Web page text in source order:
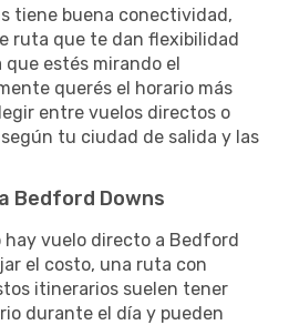
tiene buena conectividad,
ruta que te dan flexibilidad
que estés mirando el
querés el horario más
entre vuelos directos o
tu ciudad de salida y las
Bedford Downs
vuelo directo a Bedford
el costo, una ruta con
itinerarios suelen tener
durante el día y pueden